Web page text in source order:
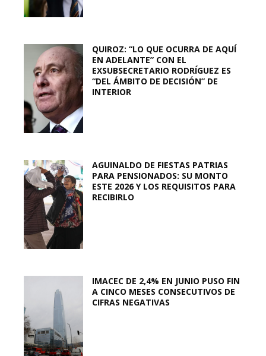
QUIROZ: “LO QUE OCURRA DE AQUÍ
EN ADELANTE” CON EL
EXSUBSECRETARIO RODRÍGUEZ ES
“DEL ÁMBITO DE DECISIÓN” DE
INTERIOR
AGUINALDO DE FIESTAS PATRIAS
PARA PENSIONADOS: SU MONTO
ESTE 2026 Y LOS REQUISITOS PARA
RECIBIRLO
IMACEC DE 2,4% EN JUNIO PUSO FIN
A CINCO MESES CONSECUTIVOS DE
CIFRAS NEGATIVAS